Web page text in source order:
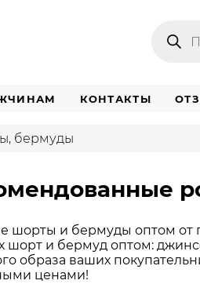
КОНТАКТЫ
бермуды
шорты и бермуды оптом от
шорт и бермуд оптом:
образа ваших
ценами!